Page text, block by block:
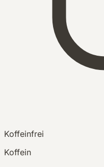
Koffeinfrei
Koffein